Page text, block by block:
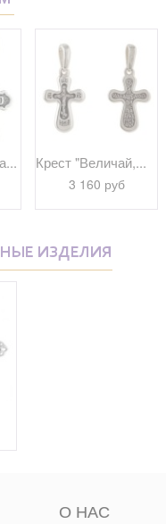
Крест "Величай,...
3 160 руб
ИЗДЕЛИЯ
О НАС